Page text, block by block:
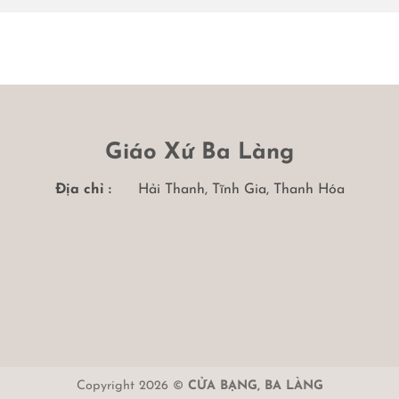
Giáo Xứ Ba Làng
Địa chỉ : Hải Thanh, Tĩnh Gia, Thanh Hóa
Copyright 2026 © CỬA BẠNG, BA LÀNG